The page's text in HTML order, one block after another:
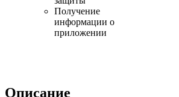
Получение
информации о
приложении
Описание